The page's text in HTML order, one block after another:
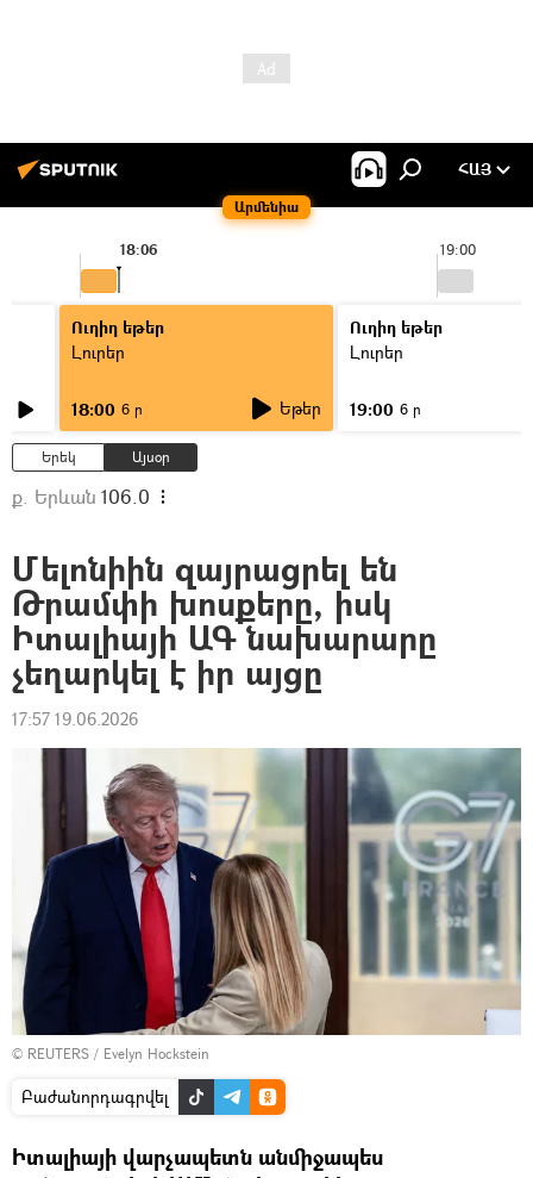
Արմենիա
ՀԱՅ
19:00
18:06
Ուղիղ եթեր
Լուրեր
18:00 6 ր Եթեր
Ուղիղ եթեր
Լուրեր
19:00 6 ր
Երեկ Այսօր
ք. Երևան 106.0
Մելոնիին զայրացրել են
Թրամփի խոսքերը, իսկ
Իտալիայի ԱԳ նախարարը
չեղարկել է իր այցը
17:57 19.06.2026
© REUTERS / Evelyn Hockstein
Բաժանորդագրվել
Իտալիայի վարչապետն անմիջապես